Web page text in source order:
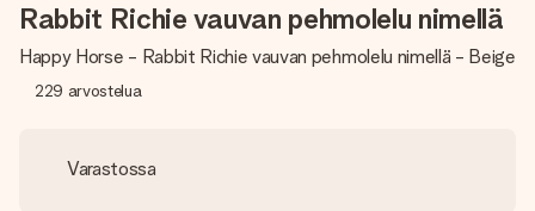
Rabbit Richie vauvan pehmolelu nimellä
Happy Horse - Rabbit Richie vauvan pehmolelu nimellä - Beige
229 arvostelua
Varastossa